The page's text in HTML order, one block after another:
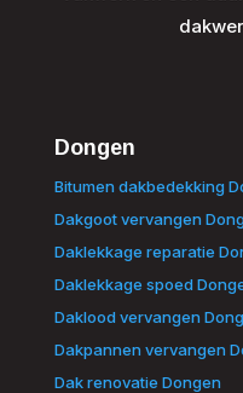
Dongen
Bitumen dakbedekking
Dakgoot vervangen
Daklekkage reparatie
Daklekkage spoed
Daklood vervangen
Dakpannen vervangen
Dak renovatie Dongen